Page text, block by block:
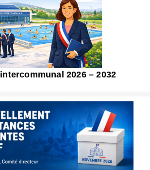
2026 – 2032